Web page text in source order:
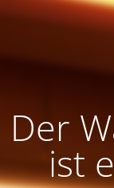
Der
ist